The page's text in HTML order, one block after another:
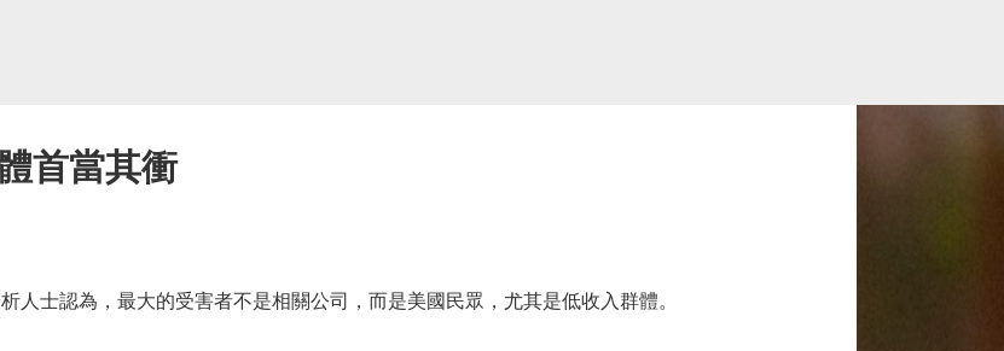
首當其衝
士認為，最大的受害者不是相關公司，而是美國民眾，尤其是低收入群體。